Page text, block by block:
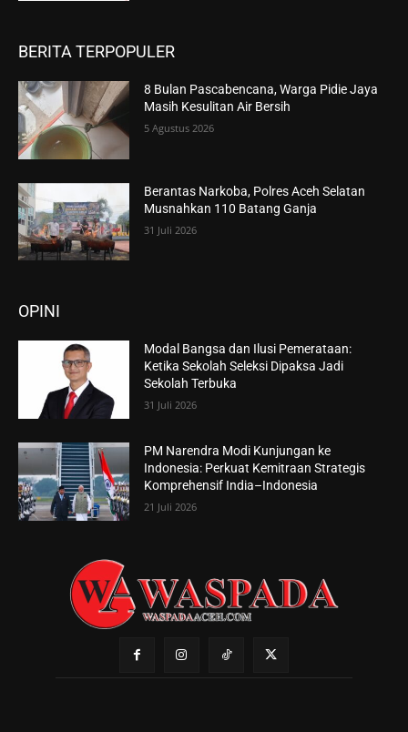
BERITA TERPOPULER
8 Bulan Pascabencana, Warga Pidie Jaya
Masih Kesulitan Air Bersih
5 Agustus 2026
Berantas Narkoba, Polres Aceh Selatan
Musnahkan 110 Batang Ganja
31 Juli 2026
OPINI
Modal Bangsa dan Ilusi Pemerataan:
Ketika Sekolah Seleksi Dipaksa Jadi
Sekolah Terbuka
31 Juli 2026
PM Narendra Modi Kunjungan ke
Indonesia: Perkuat Kemitraan Strategis
Komprehensif India–Indonesia
21 Juli 2026